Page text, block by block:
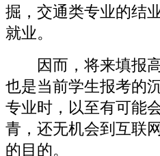
掘，交通类专业的结
就业。
因而，将来填报高
也是当前学生报考的
专业时，以至有可能
青，还无机会到互联
的目的。